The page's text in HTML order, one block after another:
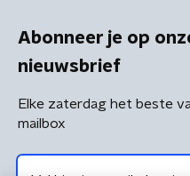
Abonneer je op
nieuwsbrief
Elke zaterdag het beste
mailbox